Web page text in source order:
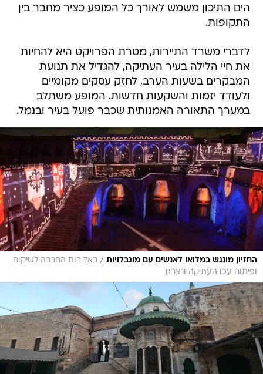
הים התיכון משמש לאורך כל המופע כציר מחבר בין
התקופות.
לדברי משרד התיירות, מטרת הפרויקט היא להחיות
את חיי הלילה בעיר העתיקה, להגדיל את תנועת
המבקרים בשעות הערב, לחזק עסקים מקומיים
ולעודד יזמות והשקעות חדשות. המופע משתלב
במערך התאורה האמנותית שכבר פועל בעיר ובנמל.
החזיון מונגש במלואו לאנשים עם מוגבלויות / באדיבות החברה לשיקום
ופיתוח עכו העתיקה ונצרת